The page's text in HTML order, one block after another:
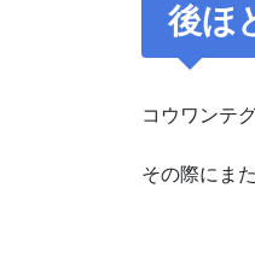
後ほ
コウワンテ
その際にま